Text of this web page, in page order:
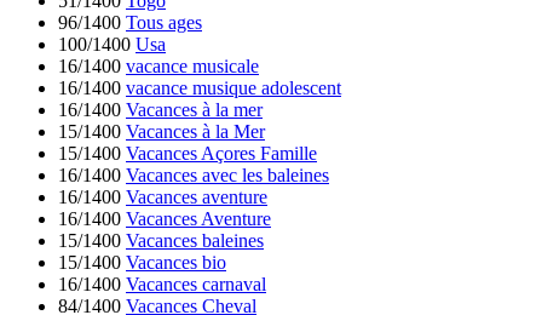
96/1400 Tous ages
100/1400 Usa
16/1400 vacance musicale
16/1400 vacance musique adolescent
16/1400 Vacances à la mer
15/1400 Vacances à la Mer
15/1400 Vacances Açores Famille
16/1400 Vacances avec les baleines
16/1400 Vacances aventure
16/1400 Vacances Aventure
15/1400 Vacances baleines
15/1400 Vacances bio
16/1400 Vacances carnaval
84/1400 Vacances Cheval